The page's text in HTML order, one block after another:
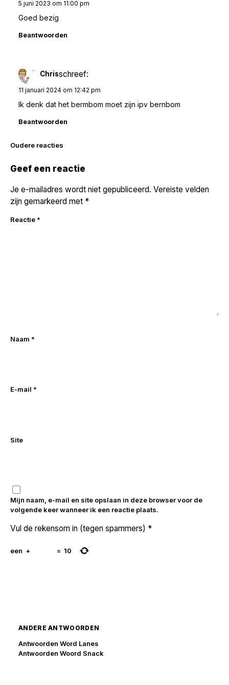
5 juni 2023 om 11:00 pm
Goed bezig
Beantwoorden
Chrisschreef:
11 januari 2024 om 12:42 pm
Ik denk dat het bermbom moet zijn ipv bernbom
Beantwoorden
Reacties
navigatie
Oudere reacties
Geef een reactie
Je e-mailadres wordt niet gepubliceerd. Vereiste velden
zijn gemarkeerd met *
Reactie *
Naam *
E-mail *
Site
Mijn naam, e-mail en site opslaan in deze browser voor de
volgende keer wanneer ik een reactie plaats.
Vul de rekensom in (tegen spammers) *
een + = 10
ANDERE ANTWOORDEN
Antwoorden Word Lanes
Antwoorden Woord Snack